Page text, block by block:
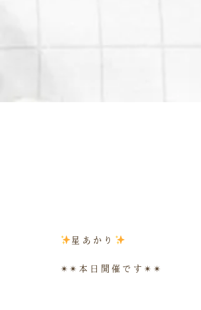
星あかり
✴︎✴︎本日開催です✴︎✴︎